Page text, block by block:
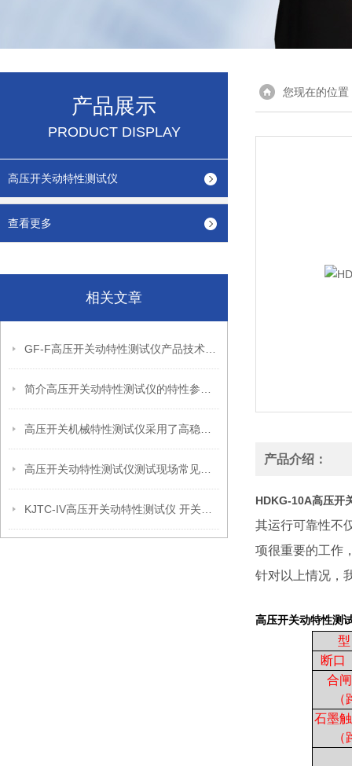
产品展示
PRODUCT DISPLAY
高压开关动特性测试仪
查看更多
相关文章
您现在的位置
产品介绍：
HDKG-10A高压开
其运行可靠性不
项很重要的工作
针对以上情况，
高压开关动特性测
断口
合
（
石墨
（